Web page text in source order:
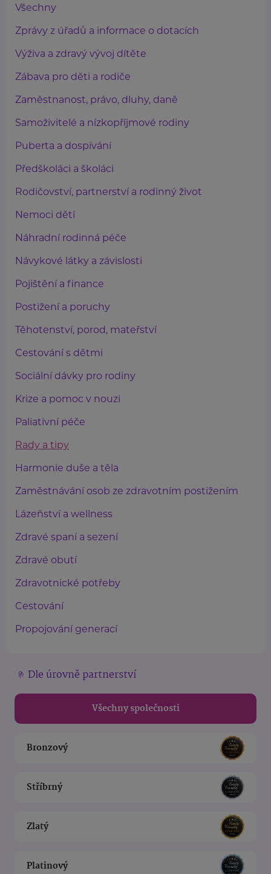
Všechny
Zprávy z úřadů a informace o dotacích
Výživa a zdravý vývoj dítěte
Zábava pro děti a rodiče
Zaměstnanost, právo, dluhy, daně
Samoživitelé a nízkopříjmové rodiny
Puberta a dospívání
Předškoláci a školáci
Rodičovství, partnerství a rodinný život
Nemoci dětí
Náhradní rodinná péče
Návykové látky a závislosti
Pojištění a finance
Postižení a poruchy
Těhotenství, porod, mateřství
Cestování s dětmi
Sociální dávky pro rodiny
Krize a pomoc v nouzi
Paliativní péče
Rady a tipy
Harmonie duše a těla
Zaměstnávání osob ze zdravotním postižením
Lázeňství a wellness
Zdravé spaní a sezení
Zdravé obutí
Zdravotnické potřeby
Cestování
Propojování generací
Dle úrovně partnerství
Všechny společnosti
Bronzový
Stříbrný
Zlatý
Platinový